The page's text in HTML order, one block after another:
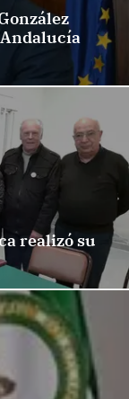
realizó su